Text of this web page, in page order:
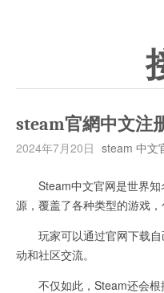
steam官網中文注
2024年7月20日 steam 中文
Steam中文官网是世界知
源，覆盖了各种类型的游戏
玩家可以通过官网下载自
动和社区交流。
不仅如此，Steam还会根